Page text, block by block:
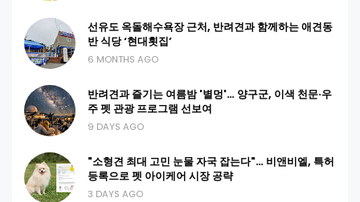
선유도 옥돌해수욕장 근처, 반려견과 함께하는 애견동
반 식당 ‘현대횟집’
6 MONTHS AGO
반려견과 즐기는 여름밤 '별멍'… 양구군, 이색 천문·우
주 펫 관광 프로그램 선보여
9 DAYS AGO
"소형견 최대 고민 눈물 자국 잡는다"… 비앤비엘, 특허
등록으로 펫 아이케어 시장 공략
3 DAYS AGO